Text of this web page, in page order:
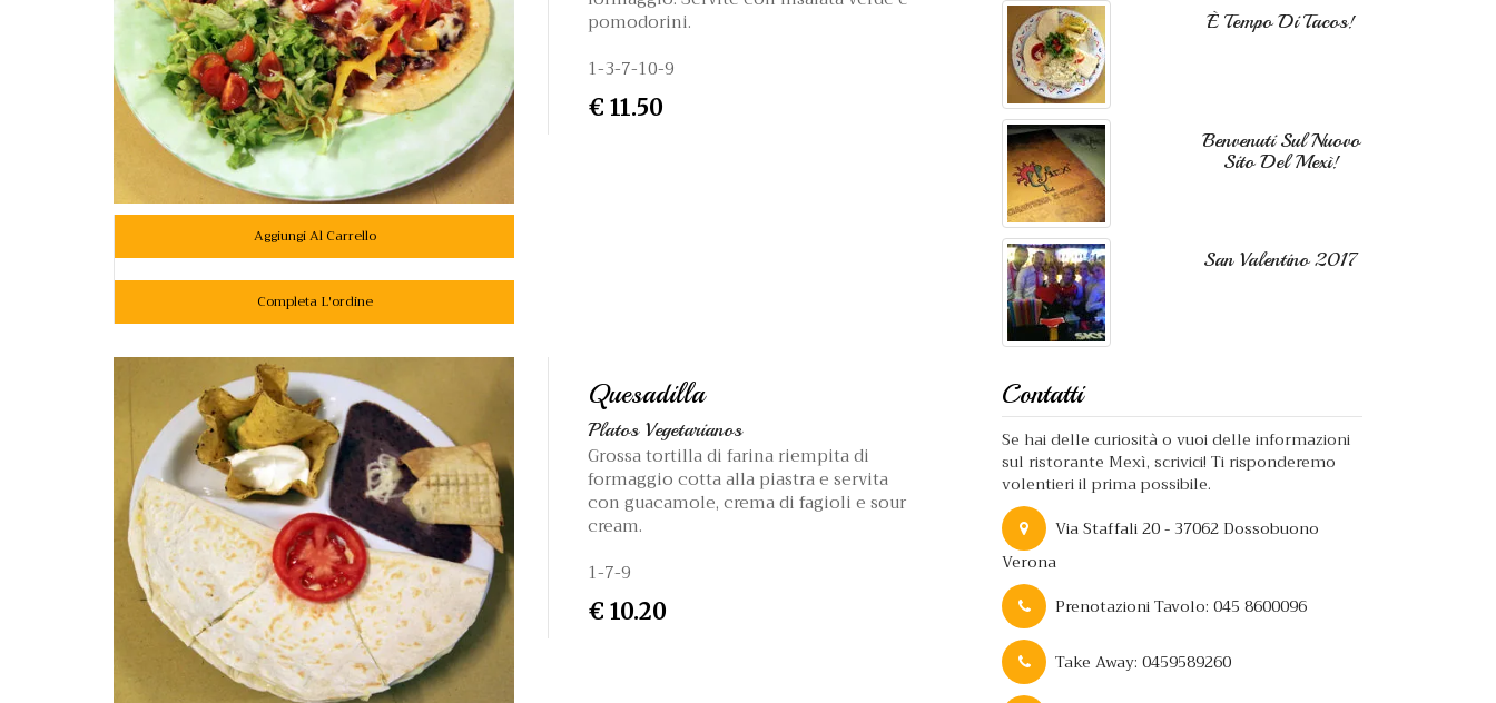
Aggiungi Al Carrello
Completa L'ordine
pomodorini.
1-3-7-10-9
€ 11.50
Quesadilla
Platos Vegetarianos
Grossa tortilla di farina riempita di
formaggio cotta alla piastra e servita
con guacamole, crema di fagioli e sour
cream.
1-7-9
€ 10.20
È Tempo Di Tacos!
Benvenuti Sul Nuovo
Sito Del Mexì!
San Valentino 2017
Contatti
Se hai delle curiosità o vuoi delle informazioni
sul ristorante Mexì, scrivici! Ti risponderemo
volentieri il prima possibile.
Via Staffali 20 - 37062 Dossobuono
Verona
Prenotazioni Tavolo: 045 8600096
Take Away: 0459589260